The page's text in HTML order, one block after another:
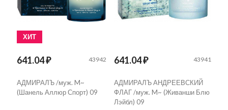
ХИТ
641.04 ₽ 43942
AДМИРАЛЪ /муж. M~
(Шанель Аллюр Спорт) 09
641.04 ₽ 43941
AДМИРАЛЪ АНДРЕЕВСКИЙ
ФЛАГ /муж. M~ (Живанши Блю
Лэйбл) 09